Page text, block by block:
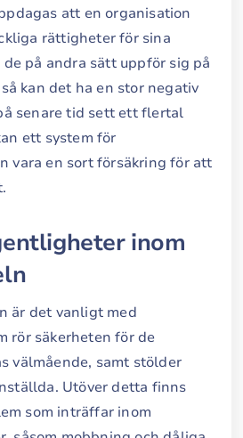
att en organisation
rättigheter för sina
på andra sätt uppför sig på
kan det ha en stor negativ
senare tid sett ett flertal
ett system för
vara en sort försäkring för att
inom
är det vanligt med
rör säkerheten för de
välmående, samt stölder
Utöver detta finns
som inträffar inom